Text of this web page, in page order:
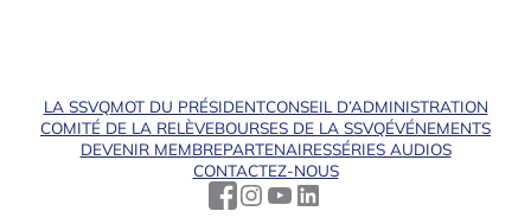
LA SSVQMOT DU PRÉSIDENTCONSEIL D’ADMINISTRATION
COMITÉ DE LA RELÈVEBOURSES DE LA SSVQÉVÉNEMENTS
DEVENIR MEMBREPARTENAIRESSÉRIES AUDIOS
CONTACTEZ-NOUS